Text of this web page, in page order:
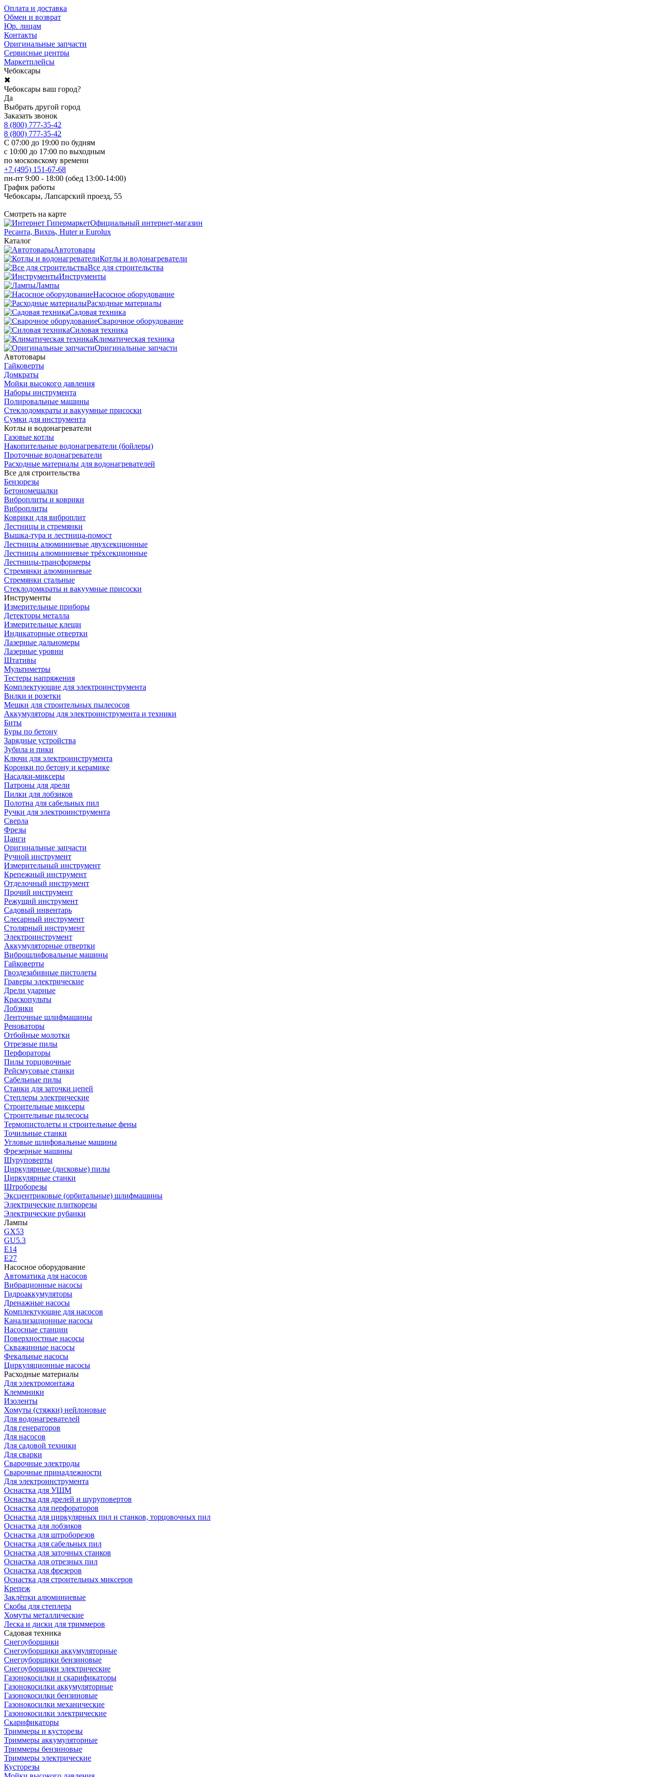
Оплата и доставка
Обмен и возврат
Юр. лицам
Контакты
Оригинальные запчасти
Сервисные центры
Маркетплейсы
Чебоксары
✖
Чебоксары ваш город?
Да
Выбрать другой город
Заказать звонок
8 (800) 777-35-42
8 (800) 777-35-42
С 07:00 до 19:00 по будням
с 10:00 до 17:00 по выходным
по московскому времени
+7 (495) 151-67-68
пн-пт 9:00 - 18:00 (обед 13:00-14:00)
График работы
Чебоксары, Лапсарский проезд, 55
Смотреть на карте
Официальный интернет-магазин
Ресанта, Вихрь, Huter и Eurolux
Каталог
Автотовары
Котлы и водонагреватели
Все для строительства
Инструменты
Лампы
Насосное оборудование
Расходные материалы
Садовая техника
Сварочное оборудование
Силовая техника
Климатическая техника
Оригинальные запчасти
Автотовары
Гайковерты
Домкраты
Мойки высокого давления
Наборы инструмента
Полировальные машины
Стеклодомкраты и вакуумные присоски
Сумки для инструмента
Котлы и водонагреватели
Газовые котлы
Накопительные водонагреватели (бойлеры)
Проточные водонагреватели
Расходные материалы для водонагревателей
Все для строительства
Бензорезы
Бетономешалки
Виброплиты и коврики
Виброплиты
Коврики для виброплит
Лестницы и стремянки
Вышка-тура и лестница-помост
Лестницы алюминиевые двухсекционные
Лестницы алюминиевые трёхсекционные
Лестницы-трансформеры
Стремянки алюминиевые
Стремянки стальные
Стеклодомкраты и вакуумные присоски
Инструменты
Измерительные приборы
Детекторы металла
Измерительные клещи
Индикаторные отвертки
Лазерные дальномеры
Лазерные уровни
Штативы
Мультиметры
Тестеры напряжения
Комплектующие для электроинструмента
Вилки и розетки
Мешки для строительных пылесосов
Аккумуляторы для электроинструмента и техники
Биты
Буры по бетону
Зарядные устройства
Зубила и пики
Ключи для электроинструмента
Коронки по бетону и керамике
Насадки-миксеры
Патроны для дрели
Пилки для лобзиков
Полотна для сабельных пил
Ручки для электроинструмента
Сверла
Фрезы
Цанги
Оригинальные запчасти
Ручной инструмент
Измерительный инструмент
Крепежный инструмент
Отделочный инструмент
Прочий инструмент
Режущий инструмент
Садовый инвентарь
Слесарный инструмент
Столярный инструмент
Электроинструмент
Аккумуляторные отвертки
Виброшлифовальные машины
Гайковерты
Гвоздезабивные пистолеты
Граверы электрические
Дрели ударные
Краскопульты
Лобзики
Ленточные шлифмашины
Реноваторы
Отбойные молотки
Отрезные пилы
Перфораторы
Пилы торцовочные
Рейсмусовые станки
Сабельные пилы
Станки для заточки цепей
Степлеры электрические
Строительные миксеры
Строительные пылесосы
Термопистолеты и строительные фены
Точильные станки
Угловые шлифовальные машины
Фрезерные машины
Шуруповерты
Циркулярные (дисковые) пилы
Циркулярные станки
Штроборезы
Эксцентриковые (орбитальные) шлифмашины
Электрические плиткорезы
Электрические рубанки
Лампы
GX53
GU5.3
Е14
Е27
Насосное оборудование
Автоматика для насосов
Вибрационные насосы
Гидроаккумуляторы
Дренажные насосы
Комплектующие для насосов
Канализационные насосы
Насосные станции
Поверхностные насосы
Скважинные насосы
Фекальные насосы
Циркуляционные насосы
Расходные материалы
Для электромонтажа
Клеммники
Изоленты
Хомуты (стяжки) нейлоновые
Для водонагревателей
Для генераторов
Для насосов
Для садовой техники
Для сварки
Сварочные электроды
Сварочные принадлежности
Для электроинструмента
Оснастка для УШМ
Оснастка для дрелей и шуруповертов
Оснастка для перфораторов
Оснастка для циркулярных пил и станков, торцовочных пил
Оснастка для лобзиков
Оснастка для штроборезов
Оснастка для сабельных пил
Оснастка для заточных станков
Оснастка для отрезных пил
Оснастка для фрезеров
Оснастка для строительных миксеров
Крепеж
Заклёпки алюминиевые
Скобы для степлера
Хомуты металлические
Леска и диски для триммеров
Садовая техника
Снегоуборщики
Снегоуборщики аккумуляторные
Снегоуборщики бензиновые
Снегоуборщики электрические
Газонокосилки и скарификаторы
Газонокосилки аккумуляторные
Газонокосилки бензиновые
Газонокосилки механические
Газонокосилки электрические
Скарификаторы
Триммеры и кусторезы
Триммеры аккумуляторные
Триммеры бензиновые
Триммеры электрические
Кусторезы